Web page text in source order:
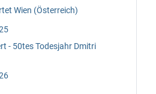
Wien (Österreich)
- 50tes Todesjahr Dmitri